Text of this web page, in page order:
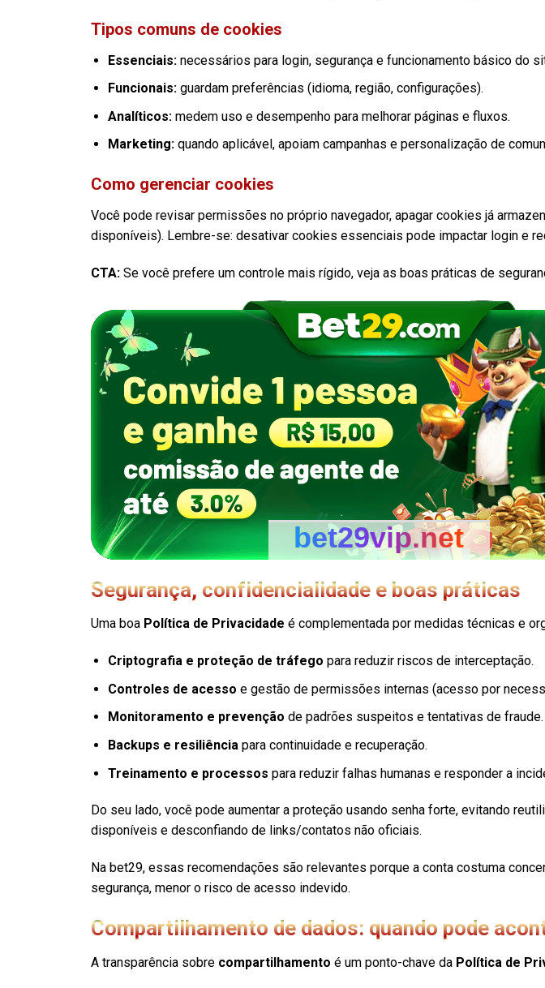
Tipos comuns de cookies
Essenciais:necessários para login, segurança e funcionamento básico do
Funcionais:guardam preferências (idioma, região, configurações).
Analíticos:medem uso e desempenho para melhorar páginas e fluxos.
Marketing:quando aplicável, apoiam campanhas e personalização de
Como gerenciar cookies
Você pode revisar permissões no próprio navegador, apagar cookies já
disponíveis). Lembre-se: desativar cookies essenciais pode impactar login e
CTA: Se você prefere um controle mais rígido, veja as boas práticas de
Segurança, confidencialidade e boas práticas
Uma boa Política de Privacidade é complementada por medidas técnicas e
Criptografia e proteção de tráfego para reduzir riscos de interceptação.
Controles de acesso e gestão de permissões internas (acesso por
Monitoramento e prevenção de padrões suspeitos e tentativas de fraude.
Backups e resiliênciapara continuidade e recuperação.
Treinamento e processos para reduzir falhas humanas e responder a
Do seu lado, você pode aumentar a proteção usando senha forte, evitando
disponíveis e desconfiando de links/contatos não oficiais.
Na bet29, essas recomendações são relevantes porque a conta costuma
segurança, menor o risco de acesso indevido.
Compartilhamento de dados: quando pode
A transparência sobre compartilhamento é um ponto-chave da Política de